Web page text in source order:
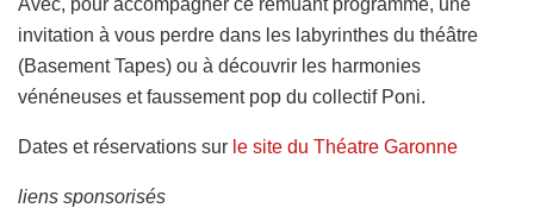
invitation à vous perdre dans les labyrinthes du théâtre
(Basement Tapes) ou à découvrir les harmonies
vénéneuses et faussement pop du collectif Poni.
Dates et réservations sur le site du Théatre Garonne
liens sponsorisés